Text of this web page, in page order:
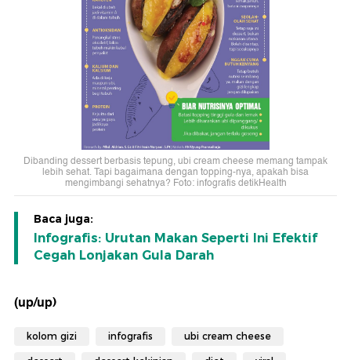
Dibanding dessert berbasis tepung, ubi cream cheese memang tampak
lebih sehat. Tapi bagaimana dengan topping-nya, apakah bisa
mengimbangi sehatnya? Foto: infografis detikHealth
Baca juga:
Infografis: Urutan Makan Seperti Ini Efektif
Cegah Lonjakan Gula Darah
(up/up)
kolom gizi infografis ubi cream cheese